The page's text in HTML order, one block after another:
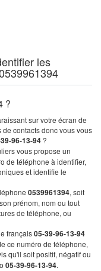
les
?
sur votre écran de
contacts donc vous vous
96-13-94 ?
vous propose un
de téléphone à identifier,
et identifie le
0539961394, soit
prénom, nom ou tout
de téléphone, ou
français05-39-96-13-94
ce numéro de téléphone,
qu'il soit positif, négatif ou
05-39-96-13-94.